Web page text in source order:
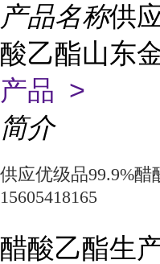
产品名称供
酸乙酯山东
产品 >
简介
供应优级品99.9%
15605418165
醋酸乙酯生